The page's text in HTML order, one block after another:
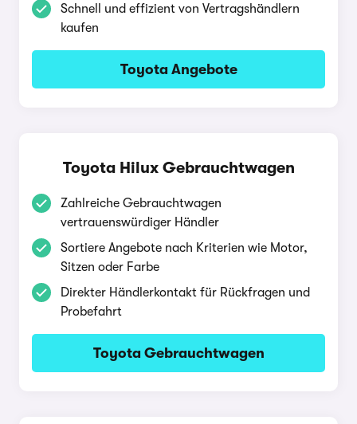
Schnell und effizient von Vertragshändlern
kaufen
Toyota Angebote
Toyota Hilux Gebrauchtwagen
Zahlreiche Gebrauchtwagen
vertrauenswürdiger Händler
Sortiere Angebote nach Kriterien wie Motor,
Sitzen oder Farbe
Direkter Händlerkontakt für Rückfragen und
Probefahrt
Toyota Gebrauchtwagen